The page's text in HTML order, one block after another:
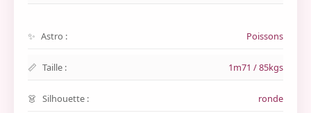
Astro : Poissons
Taille : 1m71 / 85kgs
Silhouette : ronde